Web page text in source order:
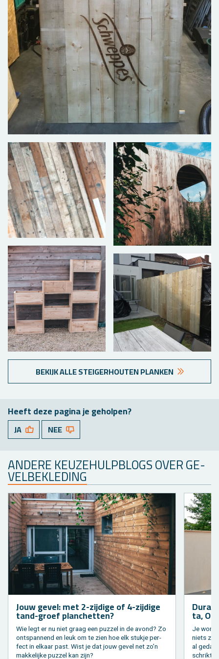
BE­KIJK ALLE STEI­GER­HOU­TEN PLAN­KEN
Heeft deze pa­gi­na je ge­hol­pen?
JA NEE
AN­DE­RE KEU­ZE­HULP­BLOGS OVER GE­
VEL­BE­KLE­DING
Jouw gevel: met 2-zij­di­ge of 4-zij­di­ge
tand-groef plan­chet­ten?
Wie legt er nu niet graag een puz­zel in de avond? Zo
ont­span­nend en leuk om te zien hoe elk stuk­je per­
fect in el­kaar past. Wist je dat jouw gevel net zo’n
mak­ke­lij­ke puz­zel kan zijn?
ta,
Je
niets
al
schrikt